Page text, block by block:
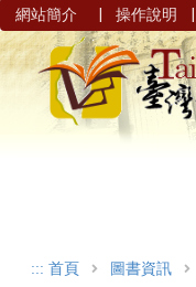
網站簡介 | 操作說明 |
::: 首頁 圖書資訊